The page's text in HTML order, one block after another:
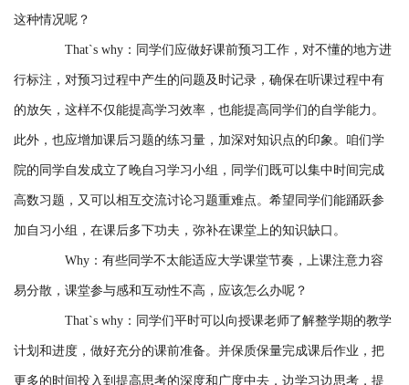
这种情况呢？
That`s why：同学们应做好课前预习工作，对不懂的地方进
行标注，对预习过程中产生的问题及时记录，确保在听课过程中有
的放矢，这样不仅能提高学习效率，也能提高同学们的自学能力。
此外，也应增加课后习题的练习量，加深对知识点的印象。咱们学
院的同学自发成立了晚自习学习小组，同学们既可以集中时间完成
高数习题，又可以相互交流讨论习题重难点。希望同学们能踊跃参
加自习小组，在课后多下功夫，弥补在课堂上的知识缺口。
Why：有些同学不太能适应大学课堂节奏，上课注意力容
易分散，课堂参与感和互动性不高，应该怎么办呢？
That`s why：同学们平时可以向授课老师了解整学期的教学
计划和进度，做好充分的课前准备。并保质保量完成课后作业，把
更多的时间投入到提高思考的深度和广度中去，边学习边思考，提